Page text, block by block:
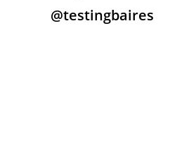
@testingbaires